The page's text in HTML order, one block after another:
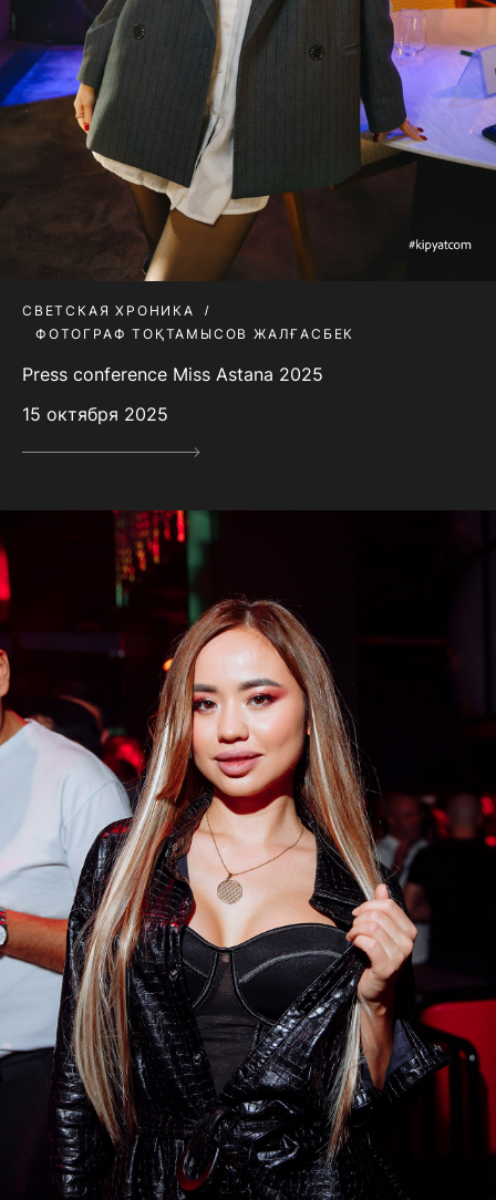
СВЕТСКАЯ ХРОНИКА
ФОТОГРАФ ТОҚТАМЫСОВ ЖАЛҒАСБЕК
Press conference Miss Astana 2025
15 октября 2025